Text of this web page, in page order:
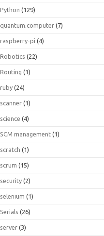
Python (129)
quantum.computer (7)
raspberry-pi (4)
Robotics (22)
Routing (1)
ruby (24)
scanner (1)
science (4)
SCM management (1)
scratch (1)
scrum (15)
security (2)
selenium (1)
Serials (26)
server (3)